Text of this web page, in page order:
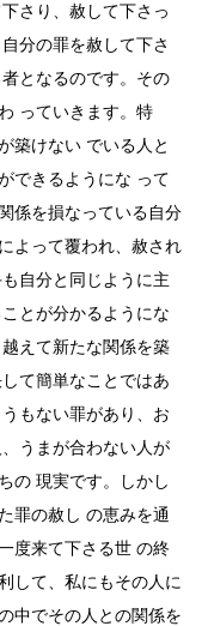
さり、赦して下さっ
分の罪を赦して下さ
となるのです。その
っていきます。特
築けない でいる人と
できるようにな って
係を損なっている自分
よって覆われ、赦され
自分と同じように主
とが分かるようにな
えて新たな関係を築
て簡単なことではあ
もない罪があり、お
うまが合わない人が
の 現実です。しかし
罪の赦し の恵みを通
度来て下さる世 の終
して、私にもその人に
中でその人との関係を